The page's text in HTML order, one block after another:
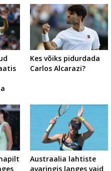
Kes võiks pidurdada
Carlos Alcarazi?
Austraalia lahtiste
avaringis langes vaid